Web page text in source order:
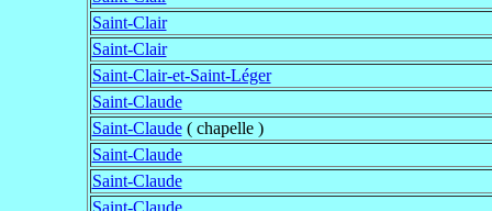
Saint-Clair
Saint-Clair
Saint-Clair-et-Saint-Léger
Saint-Claude
Saint-Claude( chapelle )
Saint-Claude
Saint-Claude